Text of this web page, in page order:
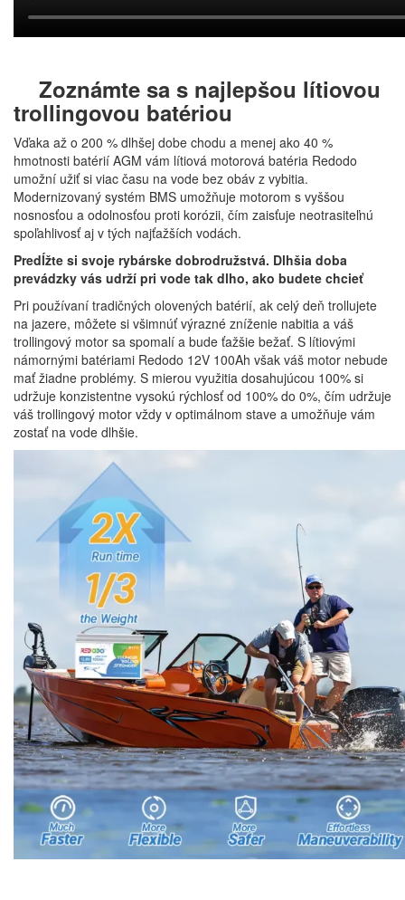
Zoznámte sa s najlepšou lítiovou
trollingovou batériou
Vďaka až o 200 % dlhšej dobe chodu a menej ako 40 %
hmotnosti batérií AGM vám lítiová motorová batéria Redodo
umožní užiť si viac času na vode bez obáv z vybitia.
Modernizovaný systém BMS umožňuje motorom s vyššou
nosnosťou a odolnosťou proti korózii, čím zaisťuje neotrasiteľnú
spoľahlivosť aj v tých najťažších vodách.
Predĺžte si svoje rybárske dobrodružstvá. Dlhšia doba
prevádzky vás udrží pri vode tak dlho, ako budete chcieť
Pri používaní tradičných olovených batérií, ak celý deň trollujete
na jazere, môžete si všimnúť výrazné zníženie nabitia a váš
trollingový motor sa spomalí a bude ťažšie bežať. S lítiovými
námornými batériami Redodo 12V 100Ah však váš motor nebude
mať žiadne problémy. S mierou využitia dosahujúcou 100% si
udržuje konzistentne vysokú rýchlosť od 100% do 0%, čím udržuje
váš trollingový motor vždy v optimálnom stave a umožňuje vám
zostať na vode dlhšie.